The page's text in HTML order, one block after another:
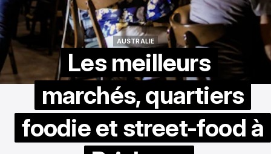
AUSTRALIE
Les meilleurs
marchés, quartiers
foodie et street-food à